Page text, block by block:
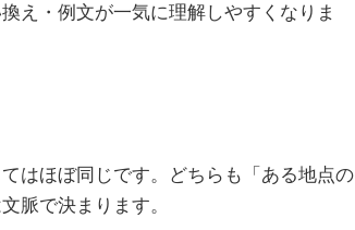
え・例文が一気に理解しやすくなりま
はほぼ同じです。どちらも「ある地点の
脈で決まります。